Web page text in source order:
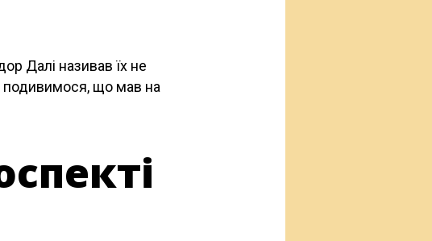
Далі називав їх не
подивимося, що мав на